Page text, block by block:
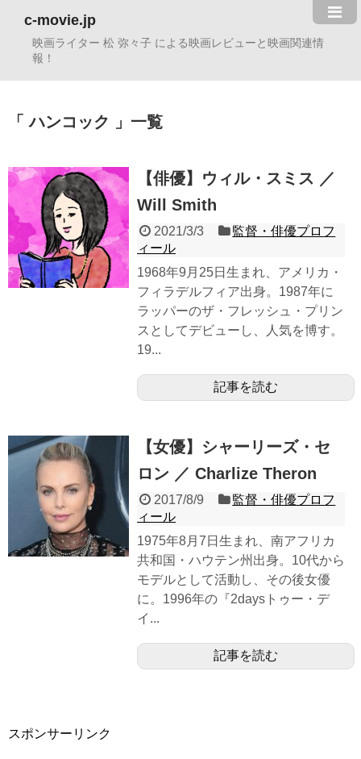
c-movie.jp
映画ライター 松 弥々子 による映画レビューと映画関連情
報！
ハンコック 一覧
【俳優】ウィル・スミス ／
Will Smith
2021/3/3
監督・俳優プロフ
ィール
1968年9月25日生まれ、アメリカ・
フィラデルフィア出身。1987年に
ラッパーのザ・フレッシュ・プリン
スとしてデビューし、人気を博す。
19...
記事を読む
【女優】シャーリーズ・セ
ロン ／ Charlize Theron
2017/8/9
監督・俳優プロフ
ィール
1975年8月7日生まれ、南アフリカ
共和国・ハウテン州出身。10代から
モデルとして活動し、その後女優
に。1996年の『2daysトゥー・デ
イ...
記事を読む
スポンサーリンク